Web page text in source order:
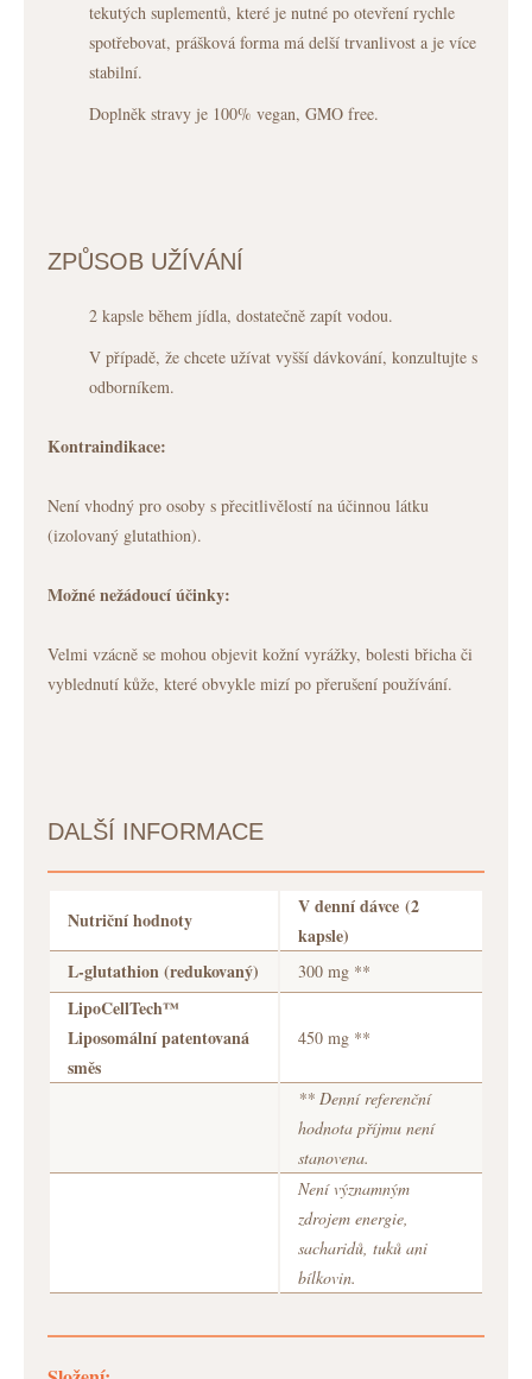
tekutých suplementů, které je nutné po otevření rychle
spotřebovat, prášková forma má delší trvanlivost a je více
stabilní.
Doplněk stravy je 100% vegan, GMO free.
ZPŮSOB UŽÍVÁNÍ
2 kapsle během jídla, dostatečně zapít vodou.
V případě, že chcete užívat vyšší dávkování, konzultujte s
odborníkem.
Kontraindikace:
Není vhodný pro osoby s přecitlivělostí na účinnou látku
(izolovaný glutathion).
Možné nežádoucí účinky:
Velmi vzácně se mohou objevit kožní vyrážky, bolesti břicha či
vyblednutí kůže, které obvykle mizí po přerušení používání.
DALŠÍ INFORMACE
Nutriční hodnoty
V denní dávce (2
kapsle)
L-glutathion (redukovaný)
300 mg **
LipoCellTech™
Liposomální patentovaná
směs
450 mg **
** Denní referenční
hodnota příjmu není
stanovena.
Není významným
zdrojem energie,
sacharidů, tuků ani
bílkovin.